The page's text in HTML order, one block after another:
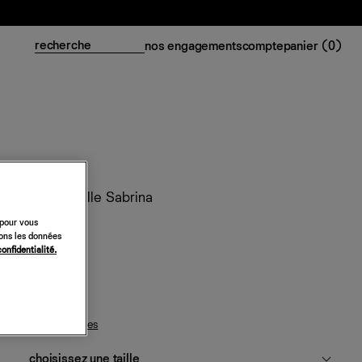
nos engagementscomptepanier (0)
Top en maille Sabrina
98 €
guide des tailles
vous
les données